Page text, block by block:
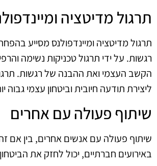
תרגול מדיטציה
תרגול מדיטציה ומיינדפולנס מסייע
רגשות. על ידי תרגול טכניקות נשימה
הקשב העצמי ואת ההבנה של רגשות.
ליצירת תודעה חיובית וביטחון עצמי גבוה
שיתוף פעולה עם אחרים
שיתוף פעולה עם אנשים אחרים, בין אם
באירועים חברתיים, יכול לחזק את